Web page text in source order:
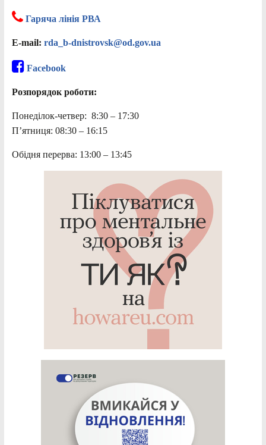
Гаряча лінія РВА
E-mail: rda_b-dnistrovsk@od.gov.ua
Facebook
Розпорядок роботи:
Понеділок-четвер: 8:30 – 17:30
П’ятниця: 08:30 – 16:15
Обідня перерва: 13:00 – 13:45